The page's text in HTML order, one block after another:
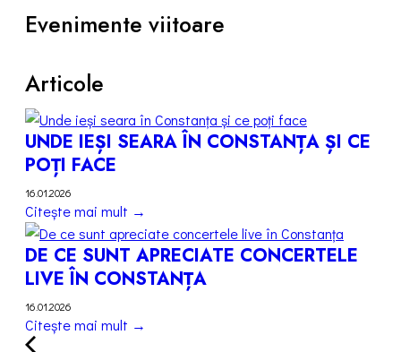
Evenimente viitoare
Articole
UNDE IEȘI SEARA ÎN CONSTANȚA ȘI CE
POȚI FACE
16.01.2026
Citește mai mult →
DE CE SUNT APRECIATE CONCERTELE
LIVE ÎN CONSTANȚA
16.01.2026
Citește mai mult →